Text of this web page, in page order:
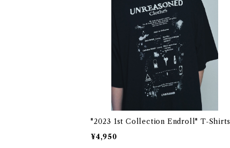
"2023 1st Collection Endroll" T-Shirts
¥4,950